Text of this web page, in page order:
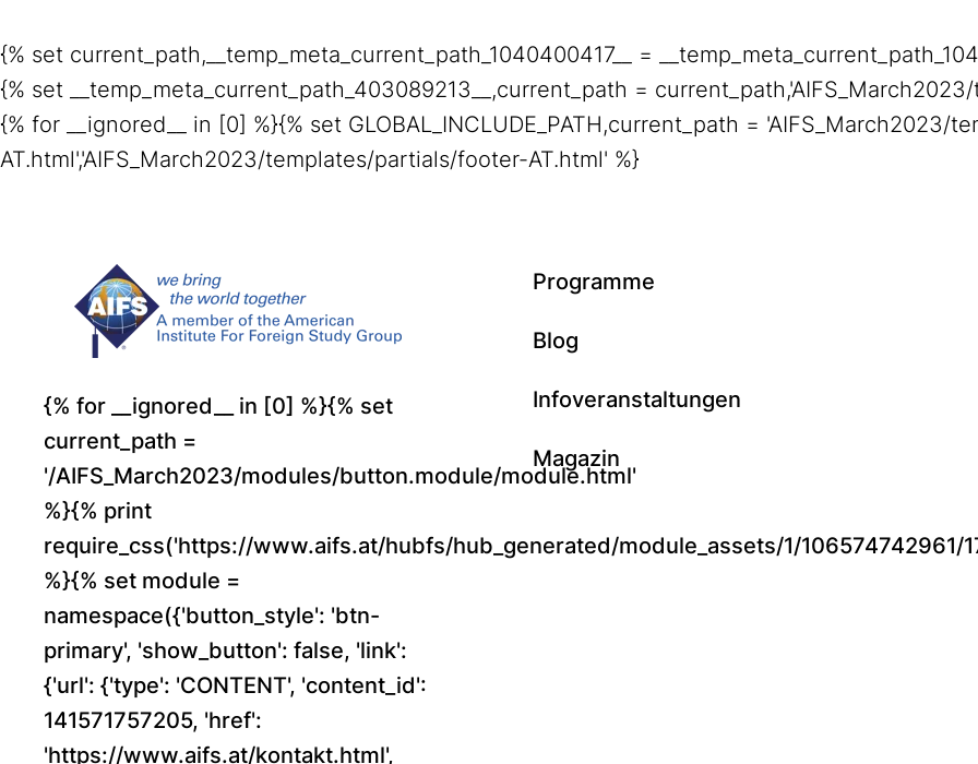
{% set current_path,__temp_meta_current_path_1040400417__ =
{% set __temp_meta_current_path_403089213__,current_path =
{% for __ignored__ in [0] %}{% set GLOBAL_INCLUDE_PATH,current_path = 'AIFS_March2023/
AT.html','AIFS_March2023/templates/partials/footer-AT.html' %}
{% for __ignored__ in [0] %}{% set
current_path =
'/AIFS_March2023/modules/button.module/module.html'
%}{% print
require_css('https://www.aifs.at/hubfs/hub_generated/module_assets/1/106574742961/
%}{% set module =
namespace({'button_style': 'btn-
primary', 'show_button': false, 'link':
{'url': {'type': 'CONTENT', 'content_id':
141571757205, 'href':
'https://www.aifs.at/kontakt.html',
Programme
Blog
Infoveranstaltungen
Magazin